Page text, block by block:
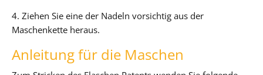
4. Ziehen Sie eine der Nadeln vorsichtig aus der
Maschenkette heraus.
Anleitung für die Maschen